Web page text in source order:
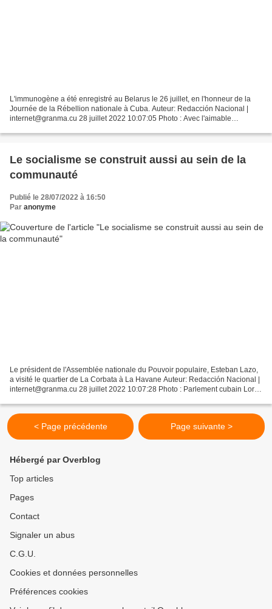
L'immunogène a été enregistré au Belarus le 26 juillet, en l'honneur de la
Journée de la Rébellion nationale à Cuba. Auteur: Redacción Nacional |
internet@granma.cu 28 juillet 2022 10:07:05 Photo : Avec l'aimable
Le socialisme se construit aussi au sein de la
communauté
Publié le 28/07/2022 à 16:50
Par anonyme
Le président de l'Assemblée nationale du Pouvoir populaire, Esteban Lazo,
a visité le quartier de La Corbata à La Havane Auteur: Redacción Nacional |
internet@granma.cu 28 juillet 2022 10:07:28 Photo : Parlement cubain Lors
< Page précédente Page suivante >
Hébergé par Overblog
Top articles
Pages
Contact
Signaler un abus
C.G.U.
Cookies et données personnelles
Préférences cookies